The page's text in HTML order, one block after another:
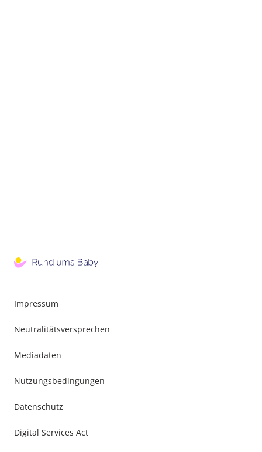
Impressum
Neutralitätsversprechen
Mediadaten
Nutzungsbedingungen
Datenschutz
Digital Services Act